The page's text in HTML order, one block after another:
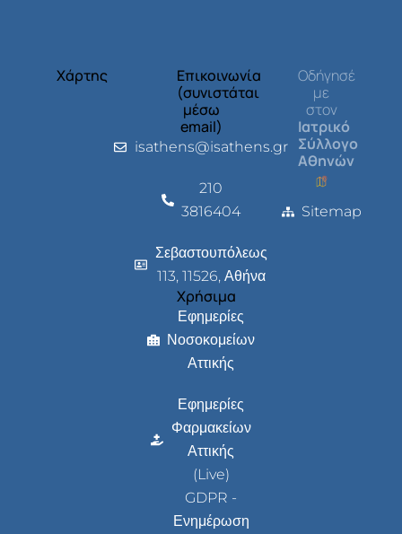
Χάρτης
Επικοινωνία
(συνιστάται
μέσω
email)
isathens@isathens.gr
210
3816404
Σεβαστουπόλεως
113, 11526, Αθήνα
Χρήσιμα
Εφημερίες
Νοσοκομείων
Αττικής
Εφημερίες
Φαρμακείων
Αττικής
(Live)
GDPR -
Ενημέρωση
Οδήγησέ
με
στον
Ιατρικό
Σύλλογο
Αθηνών
Sitemap